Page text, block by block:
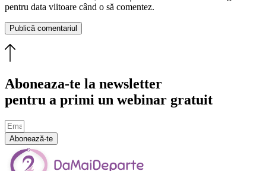
pentru data viitoare când o să comentez.
Aboneaza-te la newsletter
pentru a primi un webinar gratuit
Abonează-te